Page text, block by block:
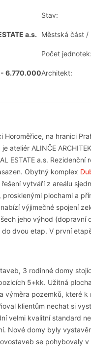
Stav:
a.s. Městská část /
Počet jednotek:
6.770.000Architekt:
Horoměřice, na hranici
ateliér ALINČE
ESTATE a.s.
Obytný komplex
vytváří z areálu
plochami a
výjimečné spojení
jeho výhod (dopravní
dvou etap. V první
3 rodinné domy
5+kk. Užitná
výměra pozemků, které
klientům nechat si
velmi kvalitní standard
Nové domy byly
se pohybovaly